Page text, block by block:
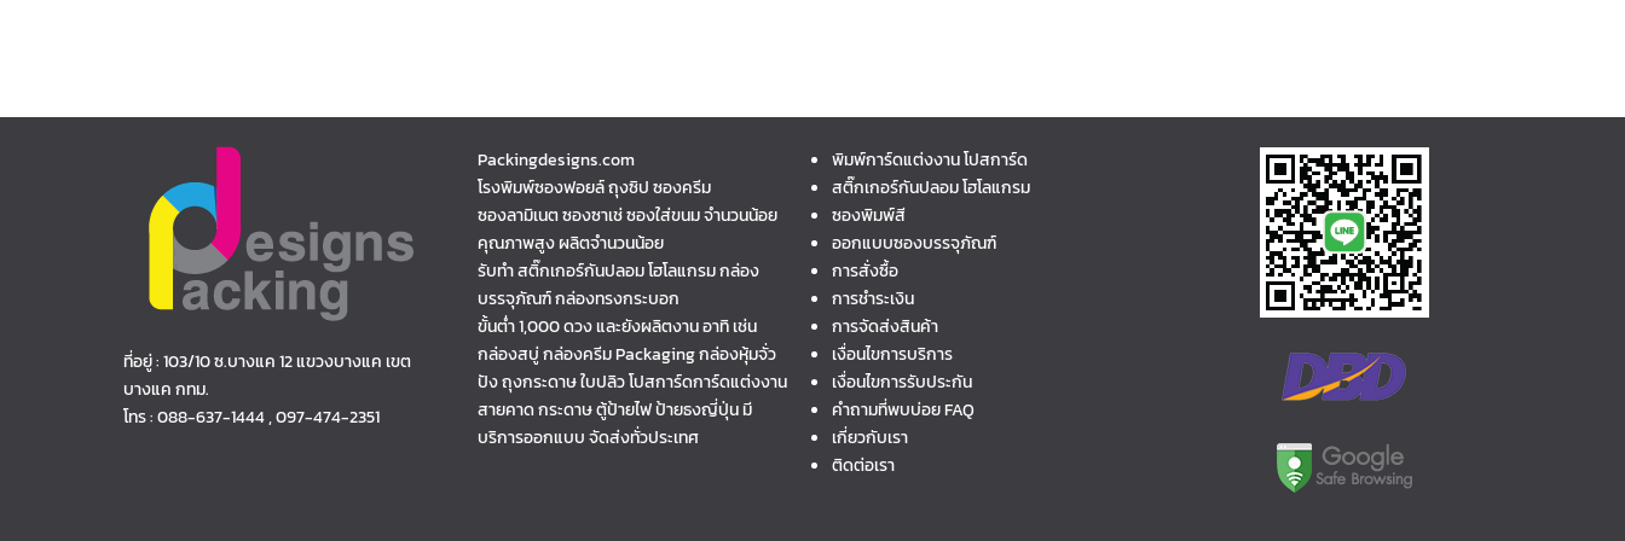
ที่อยู่ : 103/10 ซ.บางแค 12 แขวงบางแค เขต
บางแค กทม.
โทร : 088-637-1444 , 097-474-2351
Packingdesigns.com
โรงพิมพ์ซองฟอยล์ ถุงซิป ซองครีม
ซองลามิเนต ซองซาเช่ ซองใส่ขนม จำนวนน้อย
คุณภาพสูง ผลิตจำนวนน้อย
รับทำ สติ๊กเกอร์กันปลอม โฮโลแกรม กล่อง
บรรจุภัณฑ์ กล่องทรงกระบอก
ขั้นต่ำ 1,000 ดวง และยังผลิตงาน อาทิ เช่น
กล่องสบู่ กล่องครีม Packaging กล่องหุ้มจั่ว
ปัง ถุงกระดาษ ใบปลิว โปสการ์ดการ์ดแต่งงาน
สายคาด กระดาษ ตู้ป้ายไฟ ป้ายธงญี่ปุ่น มี
บริการออกแบบ จัดส่งทั่วประเทศ
พิมพ์การ์ดแต่งงาน โปสการ์ด
สติ๊กเกอร์กันปลอม โฮโลแกรม
ซองพิมพ์สี
ออกแบบซองบรรจุภัณฑ์
การสั่งซื้อ
การชำระเงิน
การจัดส่งสินค้า
เงื่อนไขการบริการ
เงื่อนไขการรับประกัน
คำถามที่พบบ่อย FAQ
เกี่ยวกับเรา
ติดต่อเรา